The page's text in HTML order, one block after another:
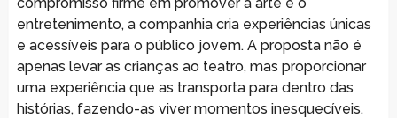
entretenimento, a companhia cria experiências únicas
e acessíveis para o público jovem. A proposta não é
apenas levar as crianças ao teatro, mas proporcionar
uma experiência que as transporta para dentro das
histórias, fazendo-as viver momentos inesquecíveis.